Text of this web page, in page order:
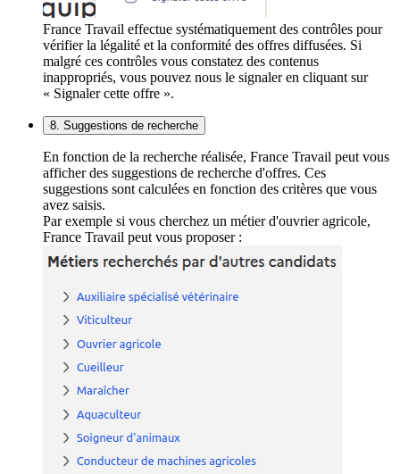
France Travail effectue systématiquement des contrôles pour
vérifier la légalité et la conformité des offres diffusées. Si
malgré ces contrôles vous constatez des contenus
inappropriés, vous pouvez nous le signaler en cliquant sur
« Signaler cette offre ».
8. Suggestions de recherche
En fonction de la recherche réalisée, France Travail peut vous
afficher des suggestions de recherche d'offres. Ces
suggestions sont calculées en fonction des critères que vous
avez saisis.
Par exemple si vous cherchez un métier d'ouvrier agricole,
France Travail peut vous proposer :